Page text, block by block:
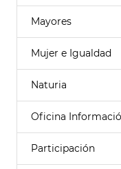
Mayores
Mujer e Igualdad
Naturia
Oficina
Participación